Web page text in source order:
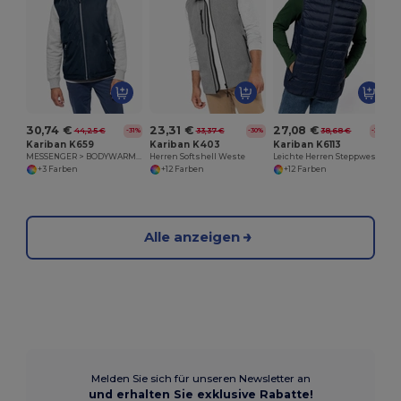
30,74 € 44,25 € -31%
Kariban K659
+3 Farben
23,31 € 33,37 € -30%
Kariban K403
Herren Softshell Weste
+12 Farben
27,08 € 38,68 € -30%
Kariban K6113
Leichte Herren Steppweste
+12 Farben
Alle anzeigen
Melden Sie sich für unseren Newsletter an
und erhalten Sie exklusive Rabatte!